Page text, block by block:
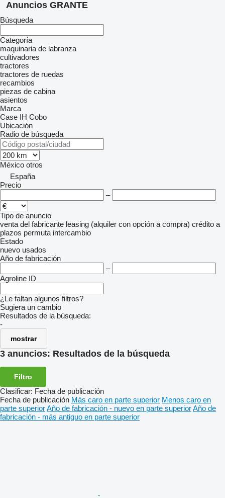
Anuncios GRANTE
Búsqueda
Categoría
maquinaria de labranza
cultivadores
tractores
tractores de ruedas
recambios
piezas de cabina
asientos
Marca
Case IH Cobo
Ubicación
Radio de búsqueda
México otros
España
Precio
–
Tipo de anuncio
venta del fabricante leasing (alquiler con opción a compra) crédito a
plazos permuta intercambio
Estado
nuevo usados
Año de fabricación
–
Agroline ID
¿Le faltan algunos filtros?
Sugiera un cambio
Resultados de la búsqueda:
-
mostrar
3 anuncios: Resultados de la búsqueda
Filtro
Clasificar: Fecha de publicación
Fecha de publicación Más caro en parte superior Menos caro en
parte superiorAño de fabricación - nuevo en parte superiorAño de
fabricación - más antiguo en parte superior